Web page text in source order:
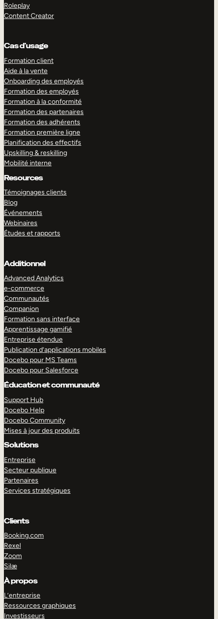
Roleplay
Content Creator
Cas d’usage
Formation client
Aide à la vente
Onboarding des employés
Formation des employés
Formation à la conformité
Formation des partenaires
Formation des adhérents
Formation première ligne
Planification des effectifs
Upskilling & reskilling
Mobilité interne
Resources
Témoignages clients
Blog
Événements
Webinaires
Études et rapports
Additionnel
Advanced Analytics
e-commerce
Communautés
Companion
Formation sans interface
Apprentissage gamifié
Entreprise étendue
Publication d’applications mobiles
Docebo pour MS Teams
Docebo pour Salesforce
Éducation et communauté
Support Hub
Docebo Help
Docebo Community
Mises à jour des produits
Solutions
Entreprise
Secteur publique
Partenaires
Services stratégiques
Clients
Booking.com
Rexel
Zoom
Silæ
À propos
L’entreprise
Ressources graphiques
Investisseurs